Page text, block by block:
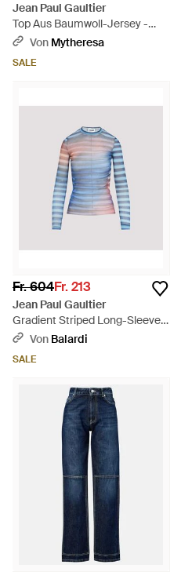
Jean Paul Gaultier
Top Aus Baumwoll-Jersey -
GrauVon Mytheresa
SALE
Fr. 604Fr. 213
Jean Paul Gaultier
Gradient Striped Long-Sleeved
Top - Blau
Von Balardi
SALE